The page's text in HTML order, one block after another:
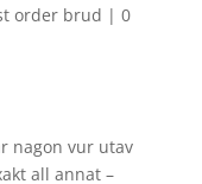
order brud | 0
nagon vur utav
all annat –